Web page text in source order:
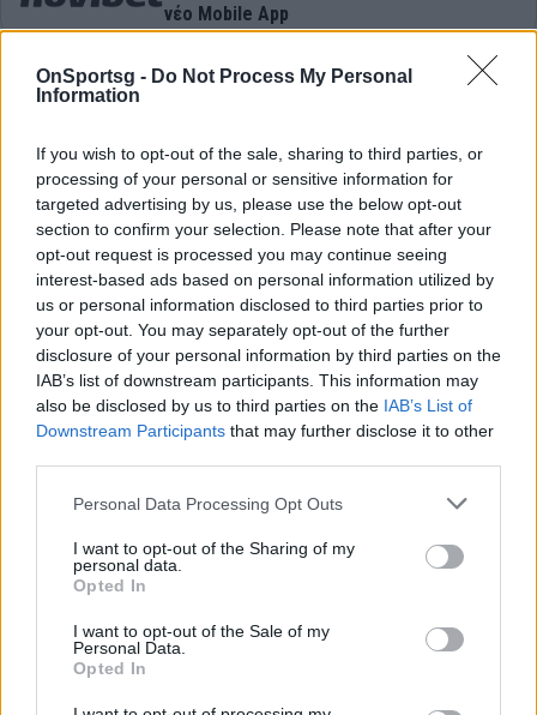
OnSportsg - Do Not Process My Personal
Information
If you wish to opt-out of the sale, sharing to third parties, or
processing of your personal or sensitive information for
targeted advertising by us, please use the below opt-out
section to confirm your selection. Please note that after your
opt-out request is processed you may continue seeing
interest-based ads based on personal information utilized by
us or personal information disclosed to third parties prior to
your opt-out. You may separately opt-out of the further
disclosure of your personal information by third parties on the
IAB’s list of downstream participants. This information may
also be disclosed by us to third parties on the IAB’s List of
Downstream Participants that may further disclose it to other
Personal Data Processing Opt Outs
I want to opt-out of the Sharing of my
personal data.
Opted In
I want to opt-out of the Sale of my
Personal Data.
Opted In
νέο Mobile App
Survivor
COMMENTS
Συνδεθείτε για να σχολιάσετε
LATEST NEWS
EUROLEAGUE
Αναντολού Εφές: Χάνει την αρχή της σεζόν ο
SUPER LEAGUE 2
Πανσερραϊκός: Ανακοίνωσε τον Μανώλη Σμπώκο
SUPER LEAGUE